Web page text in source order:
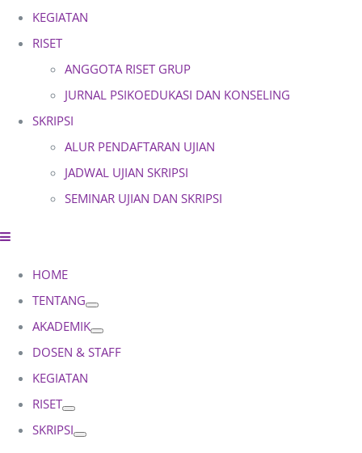
KEGIATAN
RISET
ANGGOTA RISET GRUP
JURNAL PSIKOEDUKASI DAN KONSELING
SKRIPSI
ALUR PENDAFTARAN UJIAN
JADWAL UJIAN SKRIPSI
SEMINAR UJIAN DAN SKRIPSI
HOME
TENTANG
AKADEMIK
DOSEN & STAFF
KEGIATAN
RISET
SKRIPSI